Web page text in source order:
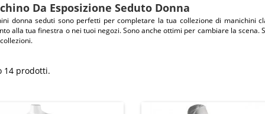
Da Esposizione Seduto Donna
donna seduti sono perfetti per completare la tua collezione di manichini
alla tua finestra o nei tuoi negozi. Sono anche ottimi per cambiare la
14 prodotti.